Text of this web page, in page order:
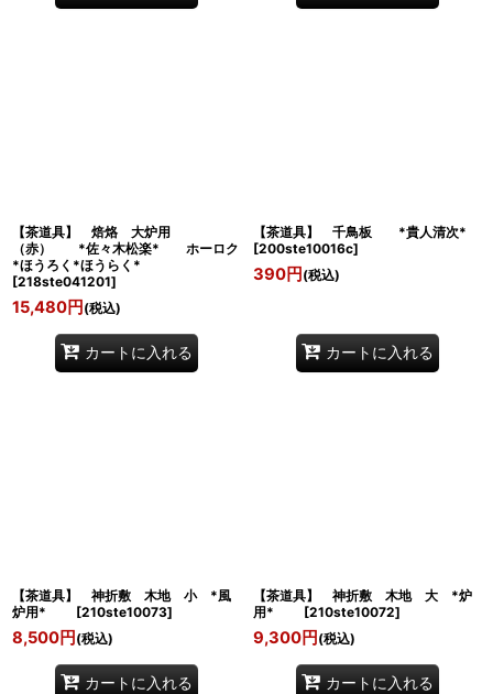
【茶道具】 焙烙 大炉用
（赤） *佐々木松楽* ホーロク
*ほうろく*ほうらく*
[218ste041201]
15,480円 (税込)
カートに入れる
【茶道具】 千鳥板 *貴人清次*
[200ste10016c]
390円 (税込)
カートに入れる
【茶道具】 神折敷 木地 小 *風
炉用*
[210ste10073]
8,500円 (税込)
カートに入れる
【茶道具】 神折敷 木地 大 *炉
用*
[210ste10072]
9,300円 (税込)
カートに入れる